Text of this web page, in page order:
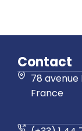
Contact
78 avenue
France